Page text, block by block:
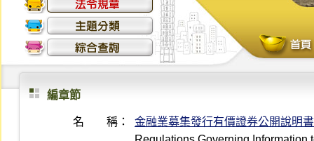
編章節
名 稱：
金融業募集發行有價證券公開說明